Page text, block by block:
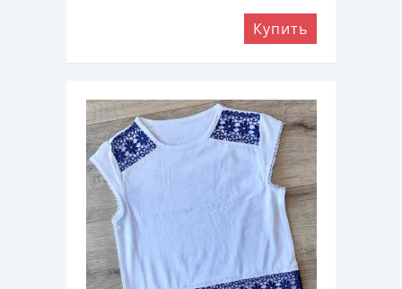
Купить